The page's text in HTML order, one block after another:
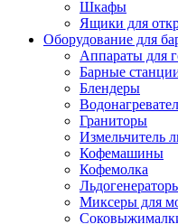
Шкафы
Ящики для
Оборудование для
Аппараты для
Барные
Блендеры
Граниторы
Измельчитель
Кофемашины
Кофемолка
Миксеры для